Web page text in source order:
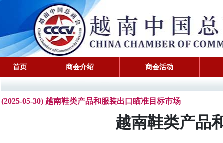
首页 商会介绍 商会活动
(2025-05-30) 越南鞋类产品和服装出口瞄准目标市场
越南鞋类产品